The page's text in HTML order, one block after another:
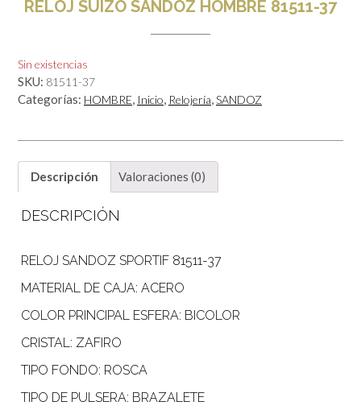
RELOJ SUIZO SANDOZ HOMBRE 81511-37
Sin existencias
SKU: 81511-37
Categorías: HOMBRE Inicio Relojería SANDOZ
Descripción Valoraciones (0)
DESCRIPCIÓN
RELOJ SANDOZ SPORTIF 81511-37
MATERIAL DE CAJA: ACERO
COLOR PRINCIPAL ESFERA: BICOLOR
CRISTAL: ZAFIRO
TIPO FONDO: ROSCA
TIPO DE PULSERA: BRAZALETE